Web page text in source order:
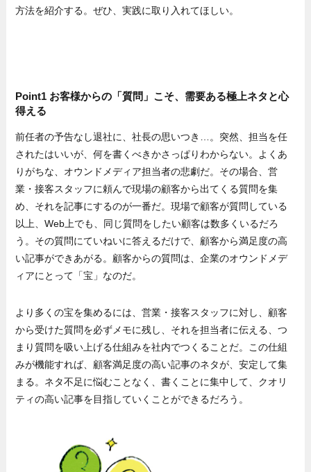
方法を紹介する。ぜひ、実践に取り入れてほしい。
Point1 お客様からの「質問」こそ、需要ある極上ネタと心
得える
前任者の予告なし退社に、社長の思いつき…。突然、担当を任
されたはいいが、何を書くべきかさっぱりわからない。よくあ
りがちな、オウンドメディア担当者の悲劇だ。その場合、営
業・接客スタッフに頼んで現場の顧客から出てくる質問を集
め、それを記事にするのが一番だ。現場で顧客が質問している
以上、Web上でも、同じ質問をしたい顧客は数多くいるだろ
う。その質問にていねいに答えるだけで、顧客から満足度の高
い記事ができあがる。顧客からの質問は、企業のオウンドメデ
ィアにとって「宝」なのだ。
より多くの宝を集めるには、営業・接客スタッフに対し、顧客
から受けた質問を必ずメモに残し、それを担当者に伝える、つ
まり質問を吸い上げる仕組みを社内でつくることだ。この仕組
みが機能すれば、顧客満足度の高い記事のネタが、安定して集
まる。ネタ不足に悩むことなく、書くことに集中して、クオリ
ティの高い記事を目指していくことができるだろう。